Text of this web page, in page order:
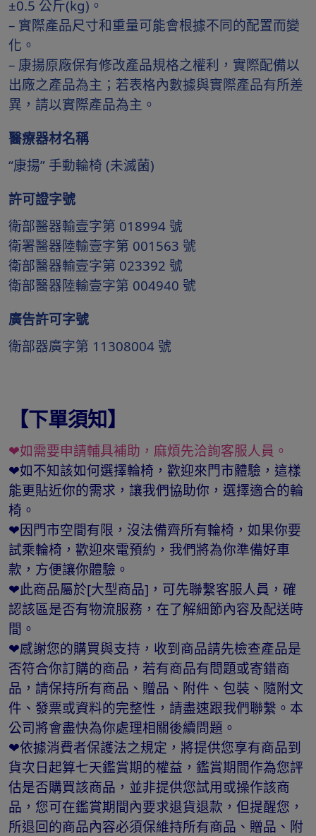
±0.5 公斤(kg)。
– 實際產品尺寸和重量可能會根據不同的配置而變
化。
– 康揚原廠保有修改產品規格之權利，實際配備以
出廠之產品為主；若表格內數據與實際產品有所差
異，請以實際產品為主。
醫療器材名稱
“康揚” 手動輪椅 (未滅菌)
許可證字號
衛部醫器輸壹字第 018994 號
衛署醫器陸輸壹字第 001563 號
衛部醫器輸壹字第 023392 號
衛部醫器陸輸壹字第 004940 號
廣告許可字號
衛部器廣字第 11308004 號
【下單須知】
❤如需要申請輔具補助，麻煩先洽詢客服人員。
❤如不知該如何選擇輪椅，歡迎來門市體驗，這樣
能更貼近你的需求，讓我們協助你，選擇適合的輪
椅。
❤因門市空間有限，沒法備齊所有輪椅，如果你要
試乘輪椅，歡迎來電預約，我們將為你準備好車
款，方便讓你體驗。
❤此商品屬於[大型商品]，可先聯繫客服人員，確
認該區是否有物流服務，在了解細節內容及配送時
間。
❤感謝您的購買與支持，收到商品請先檢查產品是
否符合你訂購的商品，若有商品有問題或寄錯商
品，請保持所有商品、贈品、附件、包裝、隨附文
件、發票或資料的完整性，請盡速跟我們聯繫。本
公司將會盡快為你處理相關後續問題。
❤依據消費者保護法之規定，將提供您享有商品到
貨次日起算七天鑑賞期的權益，鑑賞期間作為您評
估是否購買該商品，並非提供您試用或操作該商
品，您可在鑑賞期間內要求退貨退款，但提醒您，
所退回的商品內容必須保維持所有商品、贈品、附